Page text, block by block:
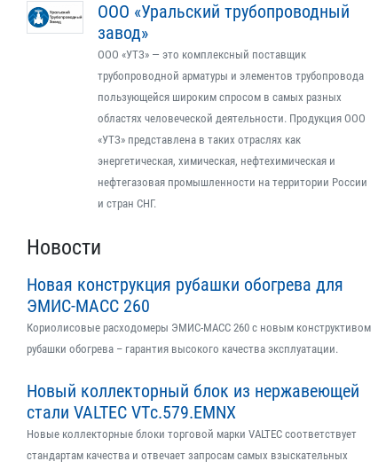
ООО «Уральский трубопроводный
завод»
ООО «УТЗ» — это комплексный поставщик
трубопроводной арматуры и элементов трубопровода
пользующейся широким спросом в самых разных
областях человеческой деятельности. Продукция ООО
«УТЗ» представлена в таких отраслях как
энергетическая, химическая, нефтехимическая и
нефтегазовая промышленности на территории России
и стран СНГ.
Новости
Новая конструкция рубашки обогрева для
ЭМИС-МАСС 260
Кориолисовые расходомеры ЭМИС-МАСС 260 с новым конструктивом
рубашки обогрева – гарантия высокого качества эксплуатации.
Новый коллекторный блок из нержавеющей
стали VALTEC VTс.579.EMNX
Новые коллекторные блоки торговой марки VALTEC соответствует
стандартам качества и отвечает запросам самых взыскательных